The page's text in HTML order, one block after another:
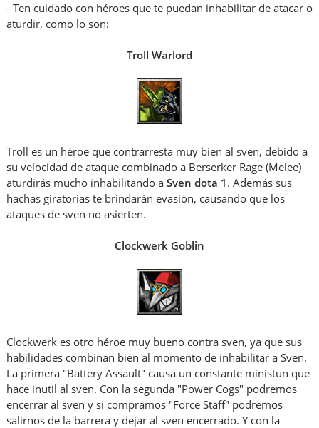
- Ten cuidado con héroes que te puedan inhabilitar de atacar o
aturdir, como lo son:
Troll Warlord
Troll es un héroe que contrarresta muy bien al sven, debido a
su velocidad de ataque combinado a Berserker Rage (Melee)
aturdirás mucho inhabilitando a Sven dota 1 . Además sus
hachas giratorias te brindarán evasión, causando que los
ataques de sven no asierten.
Clockwerk Goblin
Clockwerk es otro héroe muy bueno contra sven, ya que sus
habilidades combinan bien al momento de inhabilitar a Sven.
La primera "Battery Assault" causa un constante ministun que
hace inutil al sven. Con la segunda "Power Cogs" podremos
encerrar al sven y si compramos "Force Staff" podremos
salirnos de la barrera y dejar al sven encerrado. Y con la